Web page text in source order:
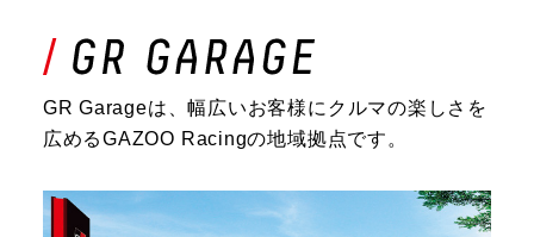
GR Garageは、幅広いお客様にクルマの楽しさを
広めるGAZOO Racingの地域拠点です。